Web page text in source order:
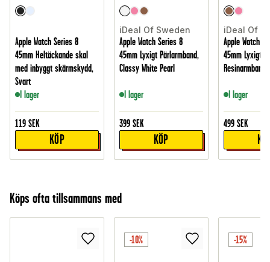
Apple Watch Series 8
45mm Heltäckande skal
med inbyggt skärmskydd,
Svart
I lager
119 SEK
KÖP
iDeal Of Sweden
Apple Watch Series 8
45mm Lyxigt Pärlarmband,
Classy White Pearl
I lager
399 SEK
KÖP
iDeal Of
Apple Watch
45mm Lyxigt
I lager
499 SEK
Köps ofta tillsammans med
-10% -15%